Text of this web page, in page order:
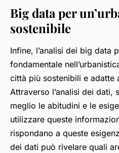
Big data per
sostenibile
Infine, l’analisi dei big data
fondamentale
città più sostenibili e adatte
Attraverso l’analisi dei dati,
meglio le abitudini e le
utilizzare queste
rispondano a queste
dei dati può rivelare quali